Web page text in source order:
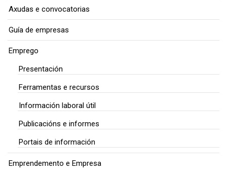
Axudas e convocatorias
Guía de empresas
Emprego
Presentación
Ferramentas e recursos
Información laboral útil
Publicacións e informes
Portais de información
Emprendemento e Empresa